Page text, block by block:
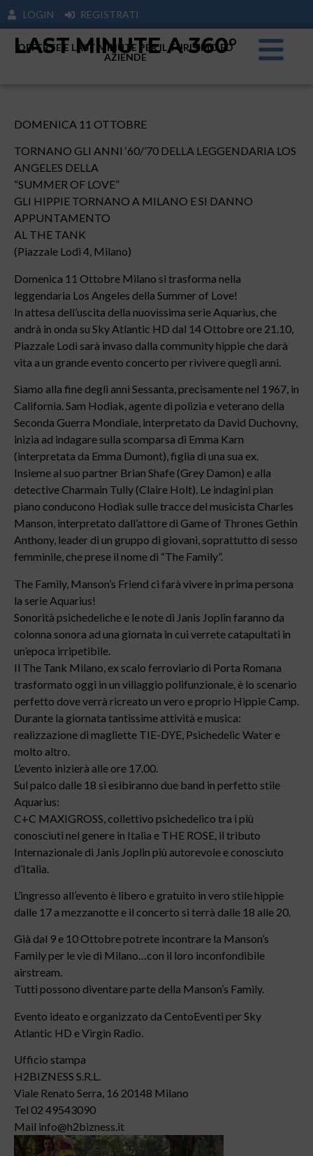
LOGIN REGISTRATI
LAST MINUTE A 360°
OFFERTE E LAST MINUTE PER IL TURISIMO ED
AZIENDE
DOMENICA 11 OTTOBRE
TORNANO GLI ANNI ‘60/’70 DELLA LEGGENDARIA LOS
ANGELES DELLA
“SUMMER OF LOVE”
GLI HIPPIE TORNANO A MILANO E SI DANNO
APPUNTAMENTO
AL THE TANK
(Piazzale Lodi 4, Milano)
Domenica 11 Ottobre Milano si trasforma nella
leggendaria Los Angeles della Summer of Love!
In attesa dell’uscita della nuovissima serie Aquarius, che
andrà in onda su Sky Atlantic HD dal 14 Ottobre ore 21.10,
Piazzale Lodi sarà invaso dalla community hippie che darà
vita a un grande evento concerto per rivivere quegli anni.
Siamo alla fine degli anni Sessanta, precisamente nel 1967, in
California. Sam Hodiak, agente di polizia e veterano della
Seconda Guerra Mondiale, interpretato da David Duchovny,
inizia ad indagare sulla scomparsa di Emma Karn
(interpretata da Emma Dumont), figlia di una sua ex.
Insieme al suo partner Brian Shafe (Grey Damon) e alla
detective Charmain Tully (Claire Holt). Le indagini pian
piano conducono Hodiak sulle tracce del musicista Charles
Manson, interpretato dall’attore di Game of Thrones Gethin
Anthony, leader di un gruppo di giovani, soprattutto di sesso
femminile, che prese il nome di “The Family”.
The Family, Manson’s Friend ci farà vivere in prima persona
la serie Aquarius!
Sonorità psichedeliche e le note di Janis Joplin faranno da
colonna sonora ad una giornata in cui verrete catapultati in
un’epoca irripetibile.
Il The Tank Milano, ex scalo ferroviario di Porta Romana
trasformato oggi in un villaggio polifunzionale, è lo scenario
perfetto dove verrà ricreato un vero e proprio Hippie Camp.
Durante la giornata tantissime attività e musica:
realizzazione di magliette TIE-DYE, Psichedelic Water e
molto altro.
L’evento inizierà alle ore 17.00.
Sul palco dalle 18 si esibiranno due band in perfetto stile
Aquarius:
C+C MAXIGROSS, collettivo psichedelico tra i più
conosciuti nel genere in Italia e THE ROSE, il tributo
Internazionale di Janis Joplin più autorevole e conosciuto
d’Italia.
L’ingresso all’evento è libero e gratuito in vero stile hippie
dalle 17 a mezzanotte e il concerto si terrà dalle 18 alle 20.
Già dal 9 e 10 Ottobre potrete incontrare la Manson’s
Family per le vie di Milano…con il loro inconfondibile
airstream.
Tutti possono diventare parte della Manson’s Family.
Evento ideato e organizzato da CentoEventi per Sky
Atlantic HD e Virgin Radio.
Ufficio stampa
H2BIZNESS S.R.L.
Viale Renato Serra, 16 20148 Milano
Tel 02 49543090
Mail info@h2bizness.it